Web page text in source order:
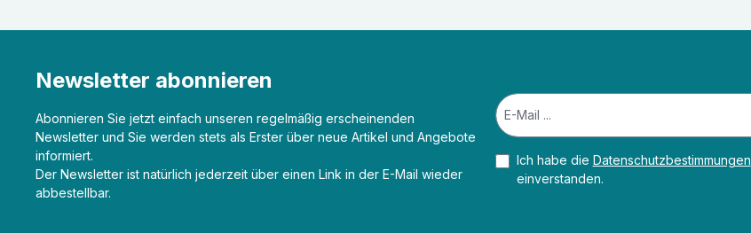
Newsletter abonnieren
Abonnieren Sie jetzt einfach unseren regelmäßig erscheinenden
Newsletter und Sie werden stets als Erster über neue Artikel und Angebote
informiert.
Der Newsletter ist natürlich jederzeit über einen Link in der E-Mail wieder
abbestellbar.
Ich habe die Datenschutzbestimmungen
einverstanden.